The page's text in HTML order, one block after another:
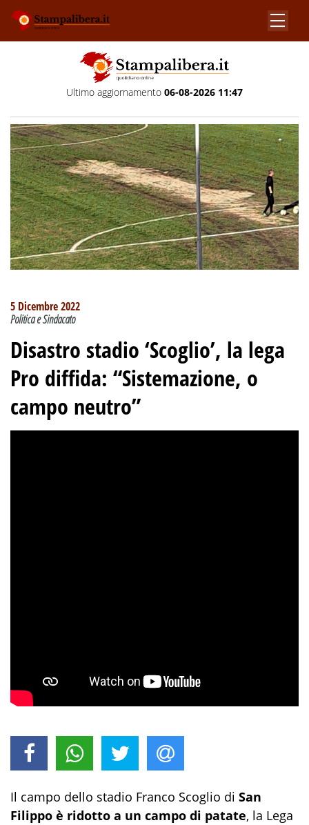
Ultimo aggiornamento 06-08-2026 11:47
5 Dicembre 2022
Politica e Sindacato
Disastro stadio ‘Scoglio’, la lega
Pro diffida: “Sistemazione, o
campo neutro”
Il campo dello stadio Franco Scoglio di San
Filippo è ridotto a un campo di patate, la Lega